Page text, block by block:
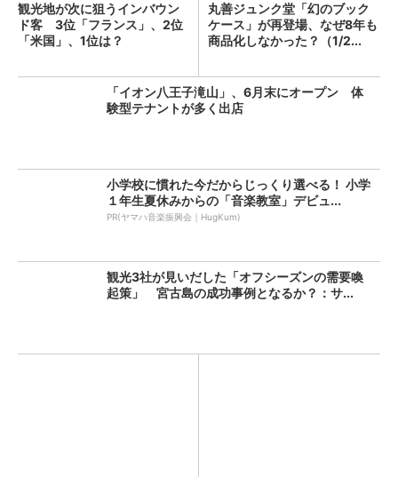
観光地が次に狙うインバウン
ド客 3位「フランス」、2位
「米国」、1位は？
丸善ジュンク堂「幻のブック
ケース」が再登場、なぜ8年も
商品化しなかった？（1/2...
「イオン八王子滝山」、6月末にオープン 体
験型テナントが多く出店
小学校に慣れた今だからじっくり選べる！ 小学
１年生夏休みからの「音楽教室」デビュ...
PR(ヤマハ音楽振興会｜HugKum)
観光3社が見いだした「オフシーズンの需要喚
起策」 宮古島の成功事例となるか？：サ...